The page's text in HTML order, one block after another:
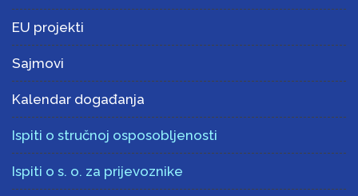
EU projekti
Sajmovi
Kalendar događanja
Ispiti o stručnoj osposobljenosti
Ispiti o s. o. za prijevoznike